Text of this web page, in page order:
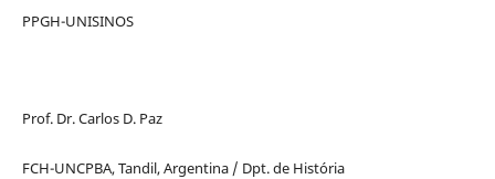
PPGH-UNISINOS
Prof. Dr. Carlos D. Paz
FCH-UNCPBA, Tandil, Argentina / Dpt. de História